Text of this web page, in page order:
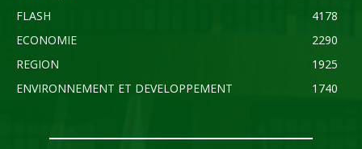
FLASH
4178
ECONOMIE
2290
REGION
1925
ENVIRONNEMENT ET DEVELOPPEMENT
1740